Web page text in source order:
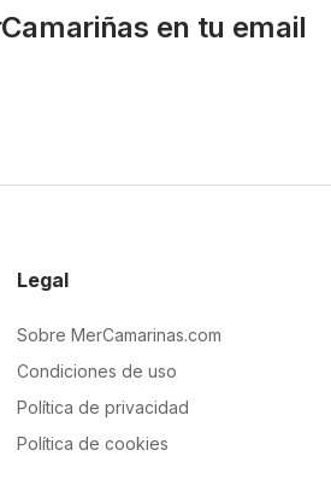
en tu email
Legal
Sobre MerCamarinas.com
Condiciones de uso
Política de privacidad
Política de cookies